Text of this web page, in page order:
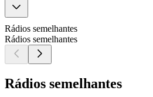
Rádios semelhantes
Rádios semelhantes
Rádios semelhantes